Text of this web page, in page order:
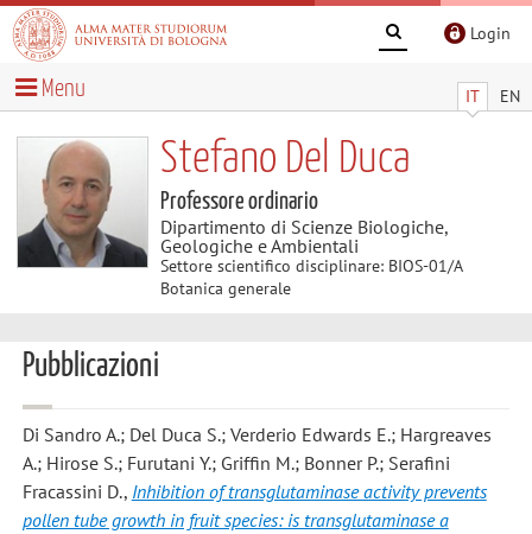
Login
IT EN
Menu
Stefano Del Duca
Professore ordinario
Dipartimento di Scienze Biologiche,
Geologiche e Ambientali
Settore scientifico disciplinare: BIOS-01/A
Botanica generale
Pubblicazioni
Di Sandro A.; Del Duca S.; Verderio Edwards E.; Hargreaves
A.; Hirose S.; Furutani Y.; Griffin M.; Bonner P.; Serafini
Fracassini D., Inhibition of transglutaminase activity prevents
pollen tube growth in fruit species: is transglutaminase a